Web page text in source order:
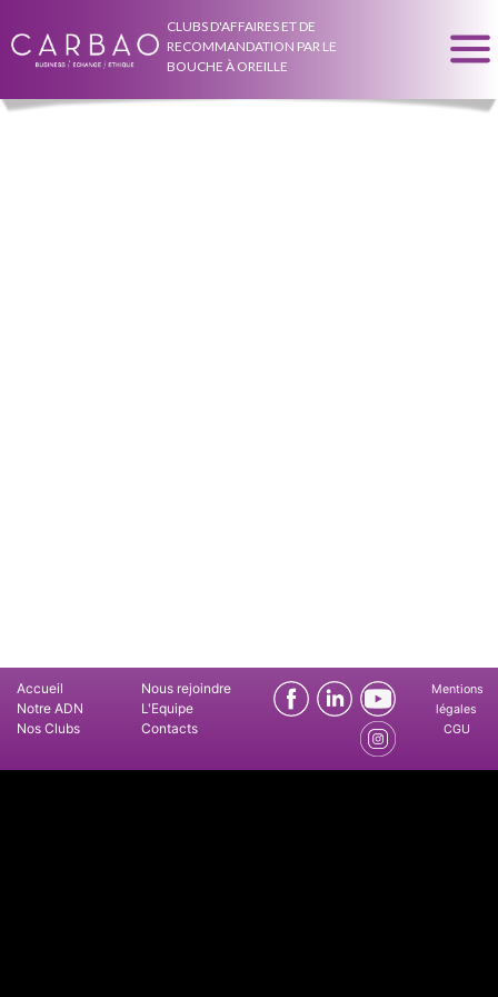
CLUBS D'AFFAIRES ET DE
RECOMMANDATION PAR LE
BOUCHE À OREILLE
Accueil
Notre ADN
Nos Clubs
Nous rejoindre
L'Equipe
Contacts
Mentions
légales
CGU